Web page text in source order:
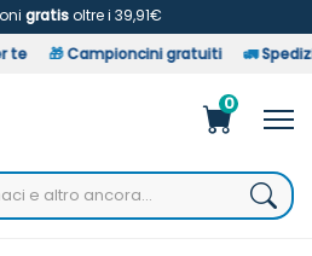
gratisoltre i 39,91€
🎁 Campioncini gratuiti 🚛
0